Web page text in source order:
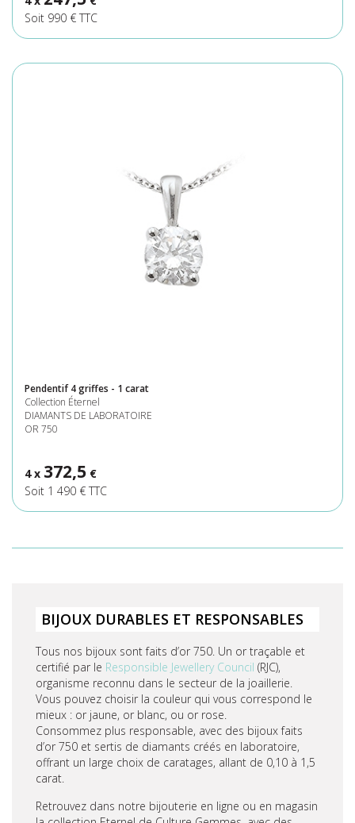
Soit 990 € TTC
Pendentif 4 griffes - 1 carat
Collection Éternel
DIAMANTS DE LABORATOIRE
OR 750
4 x 372,5 €
Soit 1 490 € TTC
BIJOUX DURABLES ET RESPONSABLES
Tous nos bijoux sont faits d’or 750. Un or traçable et
certifié par le Responsible Jewellery Council (RJC),
organisme reconnu dans le secteur de la joaillerie.
Vous pouvez choisir la couleur qui vous correspond le
mieux : or jaune, or blanc, ou or rose.
Consommez plus responsable, avec des bijoux faits
d’or 750 et sertis de diamants créés en laboratoire,
offrant un large choix de caratages, allant de 0,10 à 1,5
carat.
Retrouvez dans notre bijouterie en ligne ou en magasin